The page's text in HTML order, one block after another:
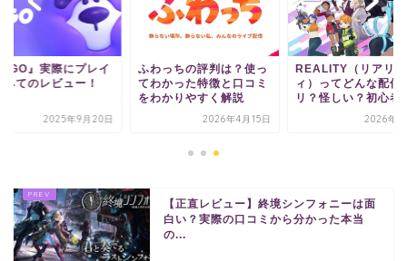
』実際にプレイ
みてのレビュー！
2025年9月20日
ふわっちの評判は？使っ
てわかった特徴と口コミ
をわかりやすく解説
2026年4月15日
REALITY（リアリテ
ィ）ってどんな配信
リ？怪しい？初心者
2026年3
【正直レビュー】終境シンフォニーは面
白い？実際の口コミから分かった本当
の...